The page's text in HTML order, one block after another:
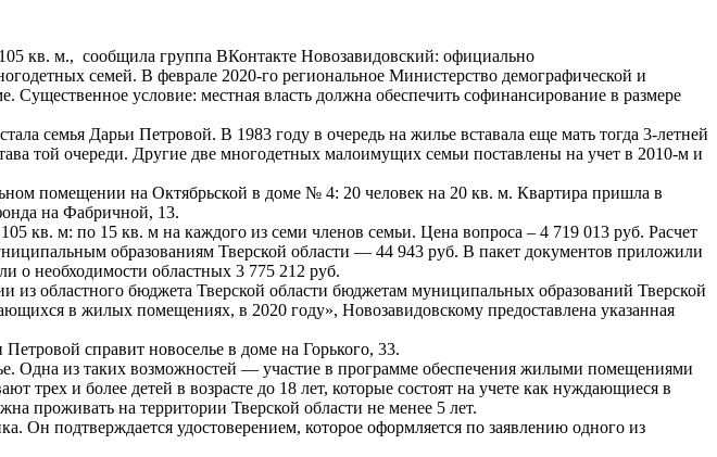
кв. м., сообщила группа ВКонтакте Новозавидовский: официально
семей. В феврале 2020-го региональное Министерство демографической и
условие: местная власть должна обеспечить софинансирование в размере
семья Дарьи Петровой. В 1983 году в очередь на жилье вставала еще мать тогда 3-летней
той очереди. Другие две многодетных малоимущих семьи поставлены на учет в 2010-м и
помещении на Октябрьской в доме № 4: 20 человек на 20 кв. м. Квартира пришла в
на Фабричной, 13.
кв. м: по 15 кв. м на каждого из семи членов семьи. Цена вопроса – 4 719 013 руб. Расчет
образованиям Тверской области — 44 943 руб. В пакет документов приложили
о необходимости областных 3 775 212 руб.
областного бюджета Тверской области бюджетам муниципальных образований Тверской
в жилых помещениях, в 2020 году», Новозавидовскому предоставлена указанная
справит новоселье в доме на Горького, 33.
Одна из таких возможностей — участие в программе обеспечения жилыми помещениями
трех и более детей в возрасте до 18 лет, которые состоят на учете как нуждающиеся в
проживать на территории Тверской области не менее 5 лет.
Он подтверждается удостоверением, которое оформляется по заявлению одного из